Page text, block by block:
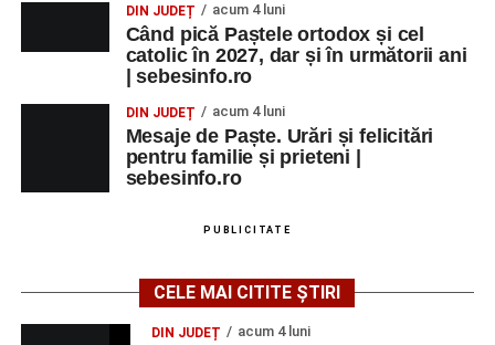
DIN JUDEȚ acum 4 luni
Când pică Paștele ortodox și cel
catolic în 2027, dar și în următorii ani
| sebesinfo.ro
DIN JUDEȚ acum 4 luni
Mesaje de Paște. Urări și felicitări
pentru familie și prieteni |
sebesinfo.ro
PUBLICITATE
CELE MAI CITITE ȘTIRI
DIN JUDEȚ acum 4 luni